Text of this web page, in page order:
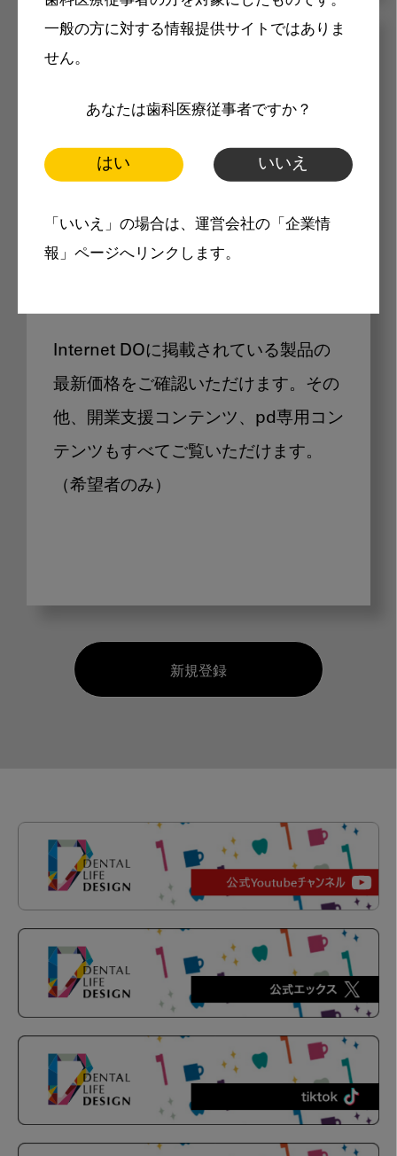
一般の方に対する情報提供サイトではありま
せん。
あなたは歯科医療従事者ですか？
はい いいえ
「いいえ」の場合は、運営会社の「企業情
報」ページへリンクします。
Internet DOに掲載されている
製品価格も閲覧可能
Internet DOに掲載されている製品の
最新価格をご確認いただけます。その
他、開業支援コンテンツ、pd専用コン
テンツもすべてご覧いただけます。
（希望者のみ）
新規登録